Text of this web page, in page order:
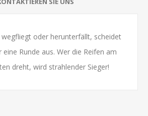
oder herunterfällt, scheidet
Runde aus. Wer die Reifen am
dreht, wird strahlender Sieger!